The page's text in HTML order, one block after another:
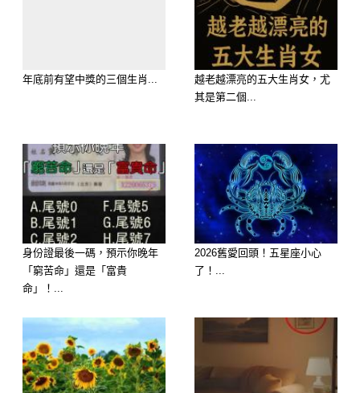
大師解析：「妳一自信，金庫就開」。
相處越久，天蠍座越會發生「徹底卸下
防備、把所有的幼稚與溫柔只留給妳」
的神蹟。「妳一清透，視野就開」。他
天都想和妳黏在一起」的大事。對他而
言，時間不是感情的殺手，而是釀造頂
級蜜糖的催化劑！
延伸閱讀———————
年底前有望中獎的三個生肖...
越老越漂亮的五大生肖女，尤
其是第二個...
身份證最後一碼，預示你晚年
「窮苦命」還是「富貴
命」！...
2026舊愛回頭！五星座小心
了！...